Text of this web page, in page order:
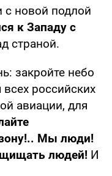
с новой подлой
к Западу с
страной.
закройте небо
российских
авиации, для
Мы люди!
людей! И